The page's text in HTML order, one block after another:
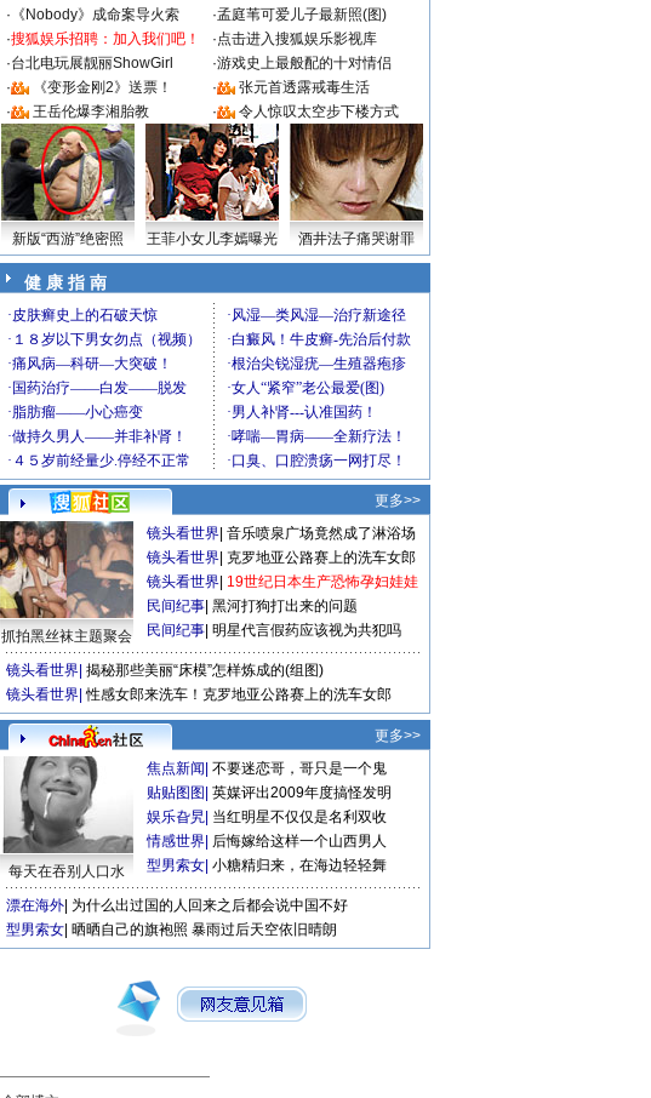
· 《Nobody》成命案导火索 ·孟庭苇可爱儿子最新照(图)
·搜狐娱乐招聘：加入我们吧！ ·点击进入搜狐娱乐影视库
·台北电玩展靓丽ShowGirl ·游戏史上最般配的十对情侣
·
《变形金刚2》送票！ ·
张元首透露戒毒生活
·
王岳伦爆李湘胎教 · 令人惊叹太空步下楼方式
新版“西游”绝密照 王菲小女儿李嫣曝光 酒井法子痛哭谢罪
健 康 指 南
更多>>
抓拍黑丝袜主题聚会
镜头看世界 音乐喷泉广场竟然成了淋浴场
镜头看世界 克罗地亚公路赛上的洗车女郎
镜头看世界 19世纪日本生产恐怖孕妇娃娃
民间纪事 黑河打狗打出来的问题
民间纪事 明星代言假药应该视为共犯吗
镜头看世界 揭秘那些美丽“床模”怎样炼成的(组图)
镜头看世界 性感女郎来洗车！克罗地亚公路赛上的洗车女郎
更多>>
每天在吞别人口水
焦点新闻 不要迷恋哥，哥只是一个鬼
贴贴图图 英媒评出2009年度搞怪发明
娱乐旮旯 当红明星不仅仅是名利双收
情感世界 后悔嫁给这样一个山西男人
型男索女 小糖精归来，在海边轻轻舞
漂在海外 为什么出过国的人回来之后都会说中国不好
型男索女 晒晒自己的旗袍照 暴雨过后天空依旧晴朗